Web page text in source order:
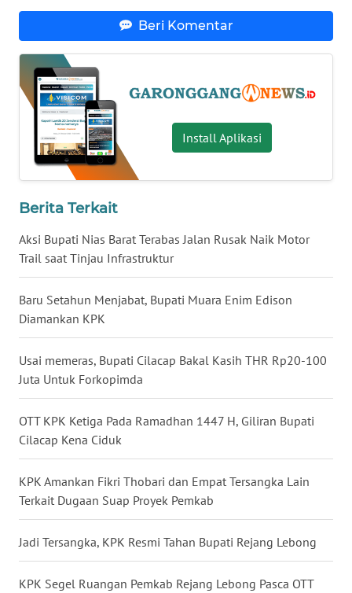
Beri Komentar
Install Aplikasi
Berita Terkait
Aksi Bupati Nias Barat Terabas Jalan Rusak Naik Motor
Trail saat Tinjau Infrastruktur
Baru Setahun Menjabat, Bupati Muara Enim Edison
Diamankan KPK
Usai memeras, Bupati Cilacap Bakal Kasih THR Rp20-100
Juta Untuk Forkopimda
OTT KPK Ketiga Pada Ramadhan 1447 H, Giliran Bupati
Cilacap Kena Ciduk
KPK Amankan Fikri Thobari dan Empat Tersangka Lain
Terkait Dugaan Suap Proyek Pemkab
Jadi Tersangka, KPK Resmi Tahan Bupati Rejang Lebong
KPK Segel Ruangan Pemkab Rejang Lebong Pasca OTT
WN
SIMALUNGUN
WN
LABUHANBATU
WN
TAPANULI
WN DELI
SERDANG
WN
TEBING
TINGGI
WN
PAKPAK
WN
KARAWANG
WN
BEKASI
WN
BOGOR